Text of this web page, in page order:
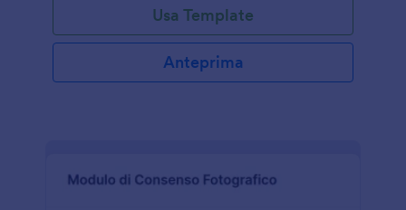
Usa Template
Anteprima